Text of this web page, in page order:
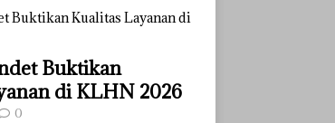
Buktikan
di KLHN 2026
0